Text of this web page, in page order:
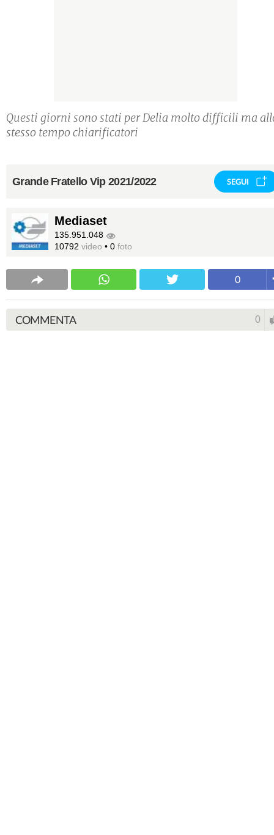
Questi giorni sono stati per Delia molto difficili ma
stesso tempo chiarificatori
Grande Fratello Vip 2021/2022 SEGUI
Mediaset
135.951.048
10792 video • 0 foto
0
COMMENTA 0